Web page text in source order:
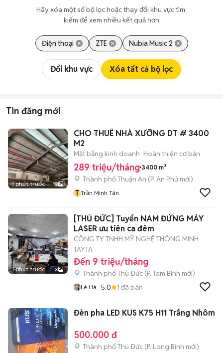
Hãy xóa một số bộ lọc hoặc thay đổi khu vực tìm
kiếm để xem nhiều kết quả hơn
Điện thoại ZTE Nubia Music 2
Đổi khu vực Xóa tất cả bộ lọc
Tin đăng mới
1 phút trước 3
CHO THUÊ NHÀ XƯỠNG DT # 3400
M2
Mặt bằng kinh doanh Hoàn thiện cơ bản
289 triệu/tháng 3400 m²
Thành phố Thuận An (P. An Phú mới)
T Trần Minh Tân
1 phút trước 3
[THỦ ĐỨC] Tuyển NAM ĐỨNG MÁY
LASER ưu tiên ca đêm
CÔNG TY TNHH MỸ NGHỆ THÔNG MINH
TAYTA
Đến 9 triệu/tháng
Thành phố Thủ Đức (P. Tam Bình mới)
Lê Hà 5.0 1 đã bán
Đèn pha LED KUS K75 H11 Trắng Nhôm
500.000 đ
Thành phố Thủ Đức (P. Long Bình mới)